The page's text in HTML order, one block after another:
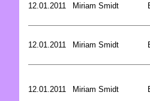
12.01.2011 Miriam Smidt
12.01.2011 Miriam Smidt
12.01.2011 Miriam Smidt